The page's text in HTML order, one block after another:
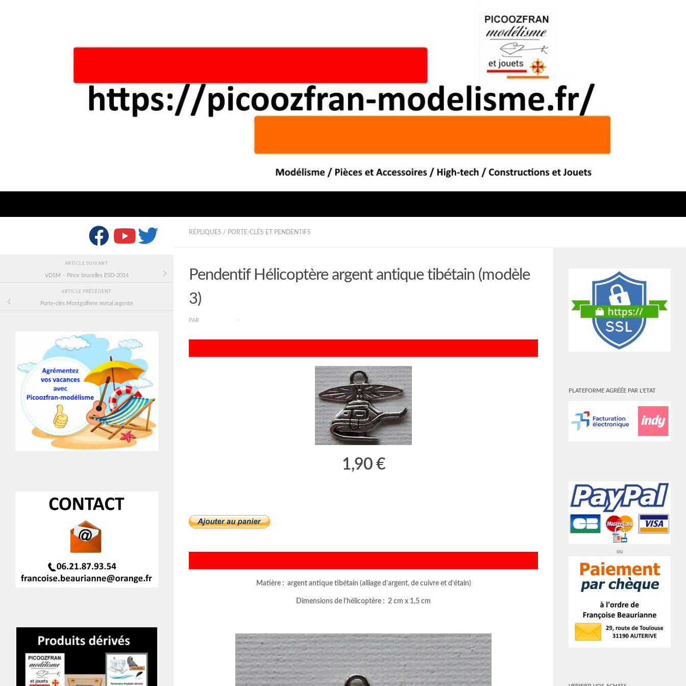
RÉPLIQUES / PORTE-CLÉS ET PENDENTIFS
Pendentif Hélicoptère argent antique tibétain (modèle
3)
PAR ·
1,90 €
Matière : argent antique tibétain (alliage d’argent, de cuivre et d’étain)
Dimensions de l’hélicoptère : 2 cm x 1,5 cm
ARTICLE SUIVANT
VDSM – Pince brucelles ESD-2014
ARTICLE PRÉCÉDENT
Porte-clés Montgolfière métal argenté
PLATEFORME AGRÉÉE PAR L’ETAT
ou